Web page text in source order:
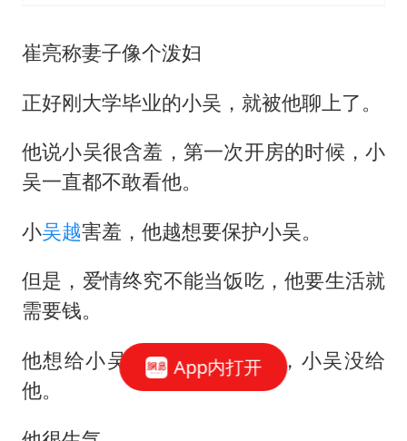
崔亮称妻子像个泼妇
正好刚大学毕业的小吴，就被他聊上了。
他说小吴很含羞，第一次开房的时候，小
吴一直都不敢看他。
小吴越害羞，他越想要保护小吴。
但是，爱情终究不能当饭吃，他要生活就
需要钱。
他想给小吴借5000元，可是，小吴没给
他。
App内打开